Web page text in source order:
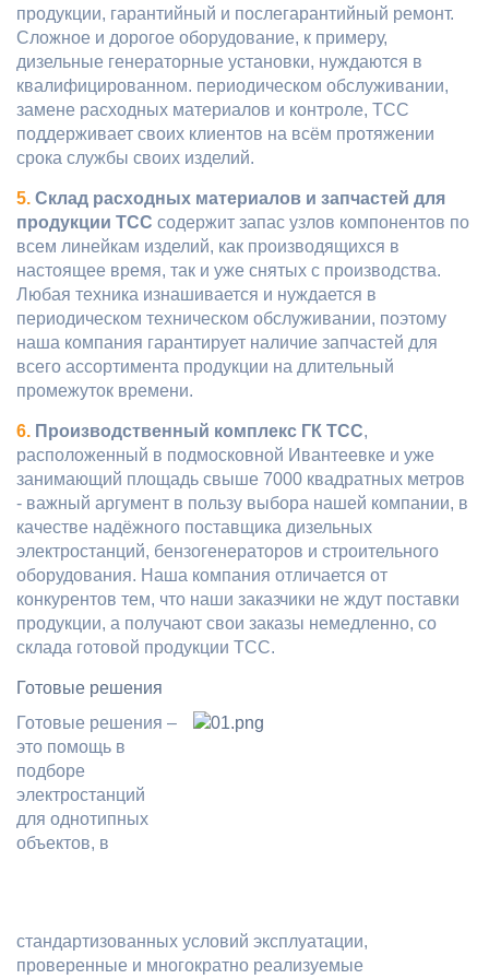
продукции, гарантийный и послегарантийный ремонт.
Сложное и дорогое оборудование, к примеру,
дизельные генераторные установки, нуждаются в
квалифицированном. периодическом обслуживании,
замене расходных материалов и контроле, ТСС
поддерживает своих клиентов на всём протяжении
срока службы своих изделий.
5. Склад расходных материалов и запчастей для
продукции ТСС содержит запас узлов компонентов по
всем линейкам изделий, как производящихся в
настоящее время, так и уже снятых с производства.
Любая техника изнашивается и нуждается в
периодическом техническом обслуживании, поэтому
наша компания гарантирует наличие запчастей для
всего ассортимента продукции на длительный
промежуток времени.
6. Производственный комплекс ГК ТСС,
расположенный в подмосковной Ивантеевке и уже
занимающий площадь свыше 7000 квадратных метров
- важный аргумент в пользу выбора нашей компании, в
качестве надёжного поставщика дизельных
электростанций, бензогенераторов и строительного
оборудования. Наша компания отличается от
конкурентов тем, что наши заказчики не ждут поставки
продукции, а получают свои заказы немедленно, со
склада готовой продукции ТСС.
Готовые решения
Готовые решения –
это помощь в
подборе
электростанций
для однотипных
объектов, в
стандартизованных условий эксплуатации,
проверенные и многократно реализуемые